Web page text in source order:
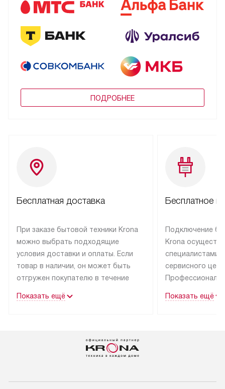
ПОДРОБНЕЕ
Бесплатная доставка
При заказе бытовой техники Krona
можно выбрать подходящие
условия доставки и оплаты. Если
товар в наличии, он может быть
отгружен покупателю в течение
оплачивается дополнительно.
Возможна доставка товаров
Показать ещё
Бесплатное
Подключение
Krona
специалистами
сервисного
эксплуатации
Показать ещё